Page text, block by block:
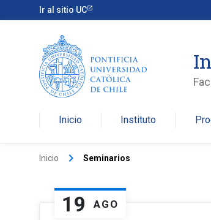
Ir al sitio UC
Inicio Instituto
Inicio keyboard_arrow_right Seminarios
19 AGO